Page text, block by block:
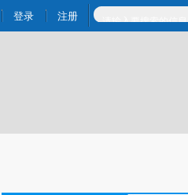
实意图存在偏差。不代表财新观点和立
登录 注册